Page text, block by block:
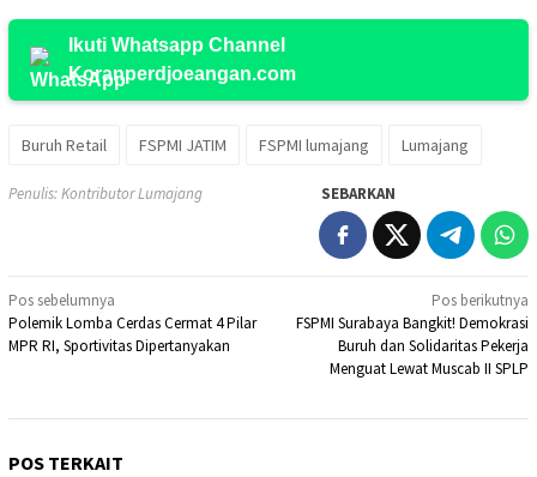
Ikuti Whatsapp Channel
Koranperdjoeangan.com
Buruh Retail FSPMI JATIM FSPMI lumajang Lumajang
Penulis: Kontributor Lumajang SEBARKAN
Navigasi
pos
Pos sebelumnya
Polemik Lomba Cerdas Cermat 4 Pilar
MPR RI, Sportivitas Dipertanyakan
Pos berikutnya
FSPMI Surabaya Bangkit! Demokrasi
Buruh dan Solidaritas Pekerja
Menguat Lewat Muscab II SPLP
POS TERKAIT